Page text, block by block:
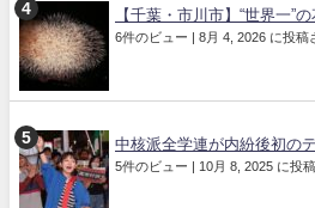
【千葉・市川市】“世界一”
6件のビュー | 8月 4, 2026 に投稿
中核派全学連が内紛後初の
5件のビュー | 10月 8, 2025 に投